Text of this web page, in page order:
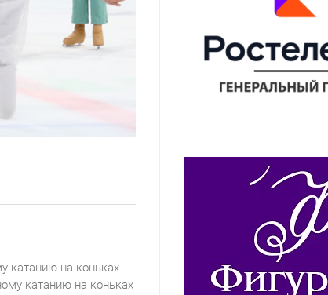
катанию на коньках
катанию на коньках